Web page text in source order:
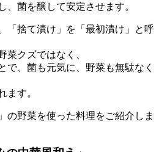
、菌を醸して安定させます。
「捨て漬け」を「最初漬け」と呼
菜クズではなく、
で、菌も元気に、野菜も無駄なく
ます。
の野菜を使った料理をご紹介しま